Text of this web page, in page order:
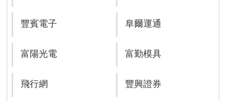
豐賓電子 阜爾運通
富陽光電 富勤模具
飛行網 豐興證券